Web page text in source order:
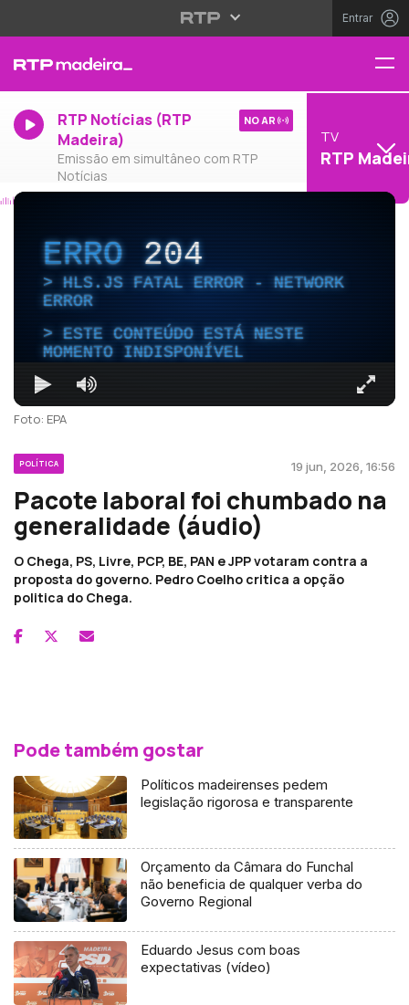
Entrar
RTP Notícias (RTP
Madeira)
Emissão em simultâneo com RTP
Notícias
NO AR
TV
RTP
ERRO204
HLS.JS FATAL ERROR - NETWORK
ERROR
ESTE CONTEÚDO ESTÁ NESTE
MOMENTO INDISPONÍVEL
Foto: EPA
POLÍTICA 19 jun, 2026, 16:56
Pacote laboral foi chumbado na
generalidade (áudio)
O Chega, PS, Livre, PCP, BE, PAN e JPP votaram contra a
proposta do governo. Pedro Coelho critica a opção
politica do Chega.
Pode também gostar
Políticos madeirenses pedem
legislação rigorosa e transparente
Orçamento da Câmara do Funchal
não beneficia de qualquer verba do
Governo Regional
Eduardo Jesus com boas
expectativas (vídeo)